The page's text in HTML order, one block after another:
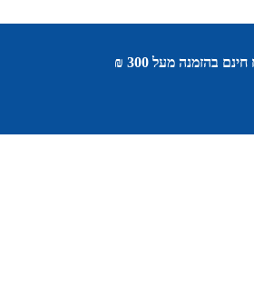
בהזמנה מעל 300 ₪